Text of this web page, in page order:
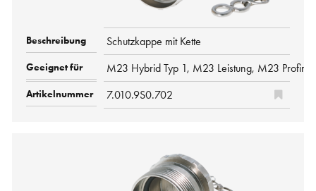
Schutzkappe mit Kette
M23 Hybrid Typ 1, M23 Leistung, M23
7.010.9S0.702